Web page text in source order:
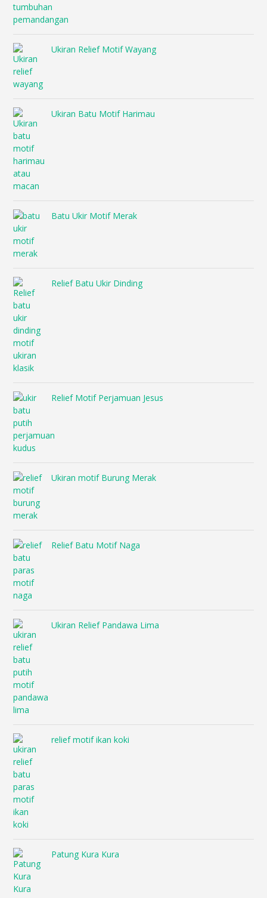
Ukiran Relief Motif Wayang
Ukiran Batu Motif Harimau
Batu Ukir Motif Merak
Relief Batu Ukir Dinding
Relief Motif Perjamuan Jesus
Ukiran motif Burung Merak
Relief Batu Motif Naga
Ukiran Relief Pandawa Lima
relief motif ikan koki
Patung Kura Kura